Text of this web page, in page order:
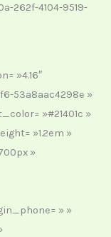
262f-4104-9519-
»4.16″
53a8aac4298e »
»#21401c »
»1.2em »
»
» »